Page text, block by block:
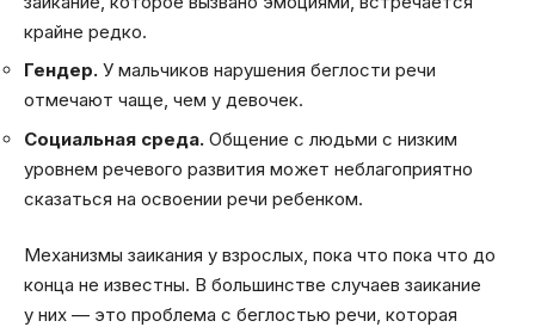
крайне редко.
Гендер. У мальчиков нарушения беглости речи
отмечают чаще, чем у девочек.
Социальная среда. Общение с людьми с низким
уровнем речевого развития может неблагоприятно
сказаться на освоении речи ребенком.
Механизмы заикания у взрослых, пока что пока что до
конца не известны. В большинстве случаев заикание
у них — это проблема с беглостью речи, которая